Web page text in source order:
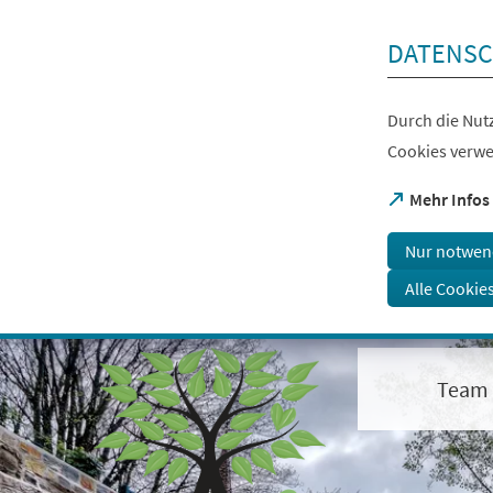
Visuelle
Assistenzsoftware
öffnen.
Mit
der
Tastatur
erreichbar
über
ALT
Durch die
Cookies
Mehr Infos
(Öffnet
einem
neuen
Tab)
Nur
Alle
Team